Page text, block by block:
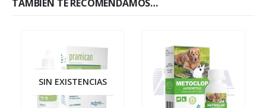
TAMBIÉN TE RECOMENDAMOS…
SIN EXISTENCIAS